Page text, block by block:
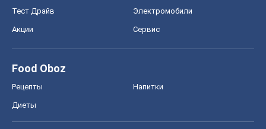
Тест Драйв Электромобили
Акции Сервис
Food Oboz
Рецепты Напитки
Диеты